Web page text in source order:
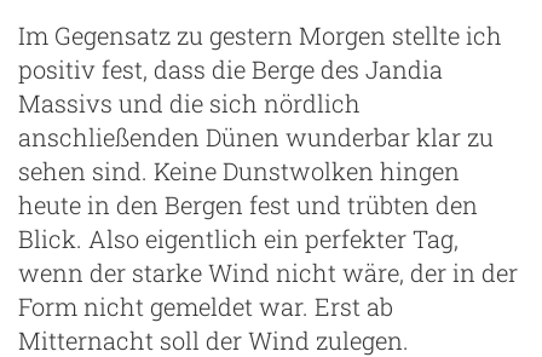
Im Gegensatz zu gestern Morgen stellte ich
positiv fest, dass die Berge des Jandia
Massivs und die sich nördlich
anschließenden Dünen wunderbar klar zu
sehen sind. Keine Dunstwolken hingen
heute in den Bergen fest und trübten den
Blick. Also eigentlich ein perfekter Tag,
wenn der starke Wind nicht wäre, der in der
Form nicht gemeldet war. Erst ab
Mitternacht soll der Wind zulegen.